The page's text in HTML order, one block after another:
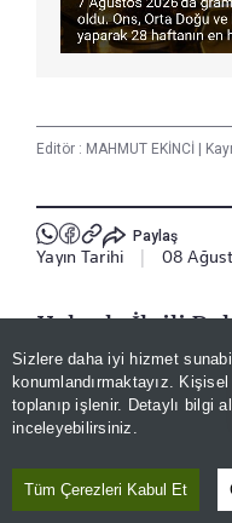
Sizlere daha iyi hizmet
konumlandırmaktayız.
toplanıp işlenir. Detaylı bilgi
inceleyebilirsiniz.
Tüm Çerezleri Kabul Et
Editör : MAHMUT EKİNCİ
Paylaş
Yayın Tarihi 08
Haberle İlgili
3. Sayfa